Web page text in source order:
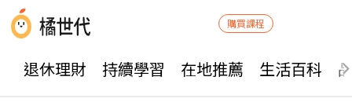
購買課程
退休理財 持續學習 在地推薦 生活百科